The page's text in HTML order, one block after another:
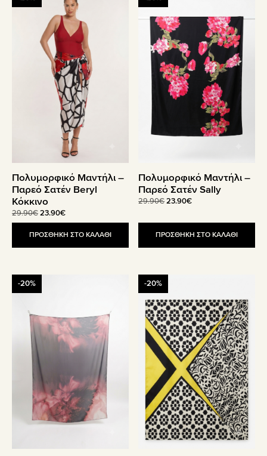
Πολυμορφικό Μαντήλι –
Παρεό Σατέν Beryl
Κόκκινο
29.90€Original
price
was:
29.90€.
23.90€Η
τρέχουσα
τιμή
είναι:
ΠΡΟΣΘΗΚΗ ΣΤΟ ΚΑΛΑΘΙ
Πολυμορφικό Μαντήλι –
Παρεό Σατέν Sally
29.90€Original
was:
29.90€.
23.90€Η
τιμή
είναι:
23.90€.
ΠΡΟΣΘΗΚΗ ΣΤΟ ΚΑΛΑΘΙ
-20% -20%